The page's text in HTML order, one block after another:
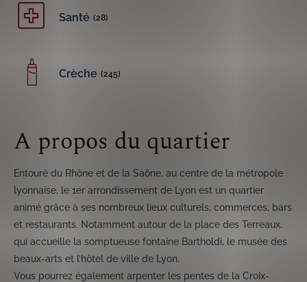
Santé (28)
Crèche (245)
A propos du quartier
Entouré du Rhône et de la Saône, au centre de la métropole
lyonnaise, le 1er arrondissement de Lyon est un quartier
animé grâce à ses nombreux lieux culturels, commerces, bars
et restaurants. Notamment autour de la place des Terreaux,
qui accueille la somptueuse fontaine Bartholdi, le musée des
beaux-arts et l’hôtel de ville de Lyon.
Vous pourrez également arpenter les pentes de la Croix-